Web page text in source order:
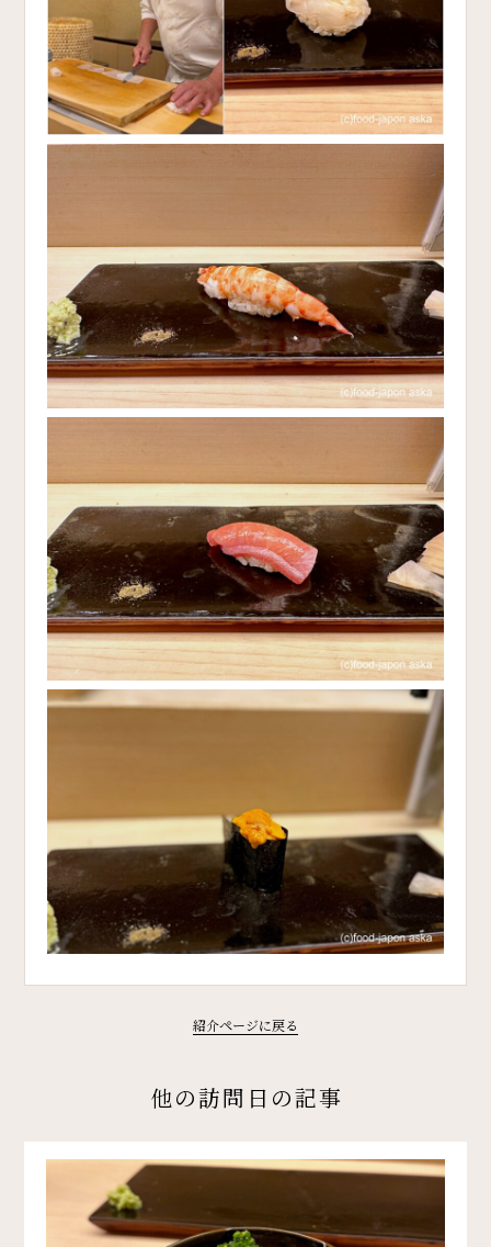
紹介ページに戻る
他の訪問日の記事